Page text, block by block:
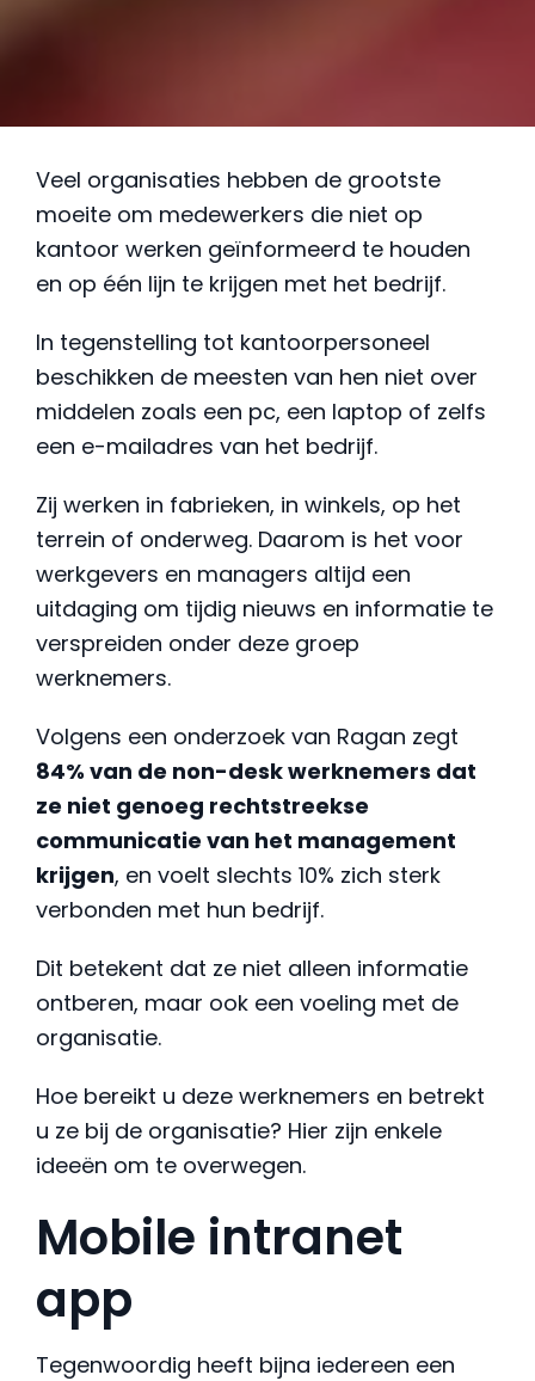
Veel organisaties hebben de grootste
moeite om medewerkers die niet op
kantoor werken geïnformeerd te houden
en op één lijn te krijgen met het bedrijf.
In tegenstelling tot kantoorpersoneel
beschikken de meesten van hen niet over
middelen zoals een pc, een laptop of zelfs
een e-mailadres van het bedrijf.
Zij werken in fabrieken, in winkels, op het
terrein of onderweg. Daarom is het voor
werkgevers en managers altijd een
uitdaging om tijdig nieuws en informatie te
verspreiden onder deze groep
werknemers.
Volgens een onderzoek van Ragan zegt
84% van de non-desk werknemers dat
ze niet genoeg rechtstreekse
communicatie van het management
krijgen, en voelt slechts 10% zich sterk
verbonden met hun bedrijf.
Dit betekent dat ze niet alleen informatie
ontberen, maar ook een voeling met de
organisatie.
Hoe bereikt u deze werknemers en betrekt
u ze bij de organisatie? Hier zijn enkele
ideeën om te overwegen.
Mobile intranet
app
Tegenwoordig heeft bijna iedereen een